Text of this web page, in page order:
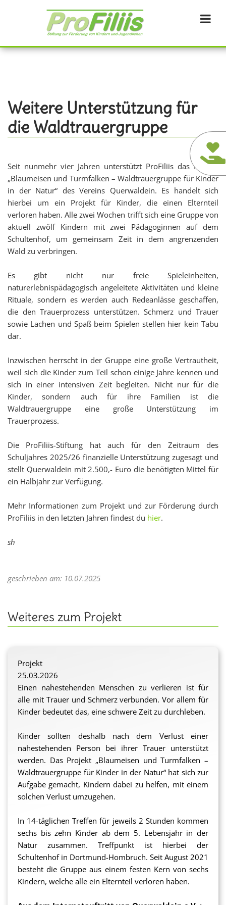
Weitere Unterstützung für
die Waldtrauergruppe
Seit nunmehr vier Jahren unterstützt ProFiliis das Projekt
„Blaumeisen und Turmfalken – Waldtrauergruppe für Kinder
in der Natur“ des Vereins Querwaldein. Es handelt sich
hierbei um ein Projekt für Kinder, die einen Elternteil
verloren haben. Alle zwei Wochen trifft sich eine Gruppe von
aktuell zwölf Kindern mit zwei Pädagoginnen auf dem
Schultenhof, um gemeinsam Zeit in dem angrenzenden
Wald zu verbringen.
Es gibt nicht nur freie Spieleinheiten,
naturerlebnispädagogisch angeleitete Aktivitäten und kleine
Rituale, sondern es werden auch Redeanlässe geschaffen,
die den Trauerprozess unterstützen. Schmerz und Trauer
sowie Lachen und Spaß beim Spielen stellen hier kein Tabu
dar.
Inzwischen herrscht in der Gruppe eine große Vertrautheit,
weil sich die Kinder zum Teil schon einige Jahre kennen und
sich in einer intensiven Zeit begleiten. Nicht nur für die
Kinder, sondern auch für ihre Familien ist die
Waldtrauergruppe eine große Unterstützung im
Trauerprozess.
Die ProFiliis-Stiftung hat auch für den Zeitraum des
Schuljahres 2025/26 finanzielle Unterstützung zugesagt und
stellt Querwaldein mit 2.500,- Euro die benötigten Mittel für
ein Halbjahr zur Verfügung.
Mehr Informationen zum Projekt und zur Förderung durch
ProFiliis in den letzten Jahren findest du hier.
sh
geschrieben am: 10.07.2025
Weiteres zum Projekt
Projekt
25.03.2026
Einen nahestehenden Menschen zu verlieren ist für
alle mit Trauer und Schmerz verbunden. Vor allem für
Kinder bedeutet das, eine schwere Zeit zu durchleben.
Kinder sollten deshalb nach dem Verlust einer
nahestehenden Person bei ihrer Trauer unterstützt
werden. Das Projekt „Blaumeisen und Turmfalken –
Waldtrauergruppe für Kinder in der Natur“ hat sich zur
Aufgabe gemacht, Kindern dabei zu helfen, mit einem
solchen Verlust umzugehen.
In 14-täglichen Treffen für jeweils 2 Stunden kommen
sechs bis zehn Kinder ab dem 5. Lebensjahr in der
Natur zusammen. Treffpunkt ist hierbei der
Schultenhof in Dortmund-Hombruch. Seit August 2021
besteht die Gruppe aus einem festen Kern von sechs
Kindern, welche alle ein Elternteil verloren haben.